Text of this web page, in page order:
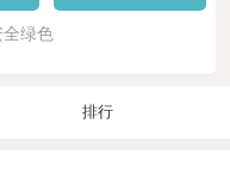
绿色
排行